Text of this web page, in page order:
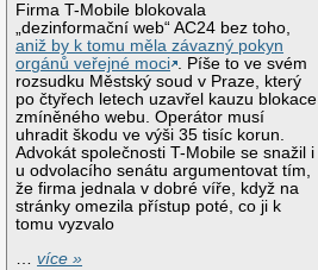
Firma T-Mobile blokovala
„dezinformační web“ AC24 bez toho,
aniž by k tomu měla závazný pokyn
orgánů veřejné moci . Píše to ve svém
rozsudku Městský soud v Praze, který
po čtyřech letech uzavřel kauzu blokace
zmíněného webu. Operátor musí
uhradit škodu ve výši 35 tisíc korun.
Advokát společnosti T-Mobile se snažil i
u odvolacího senátu argumentovat tím,
že firma jednala v dobré víře, když na
stránky omezila přístup poté, co ji k
tomu vyzvalo
…více »